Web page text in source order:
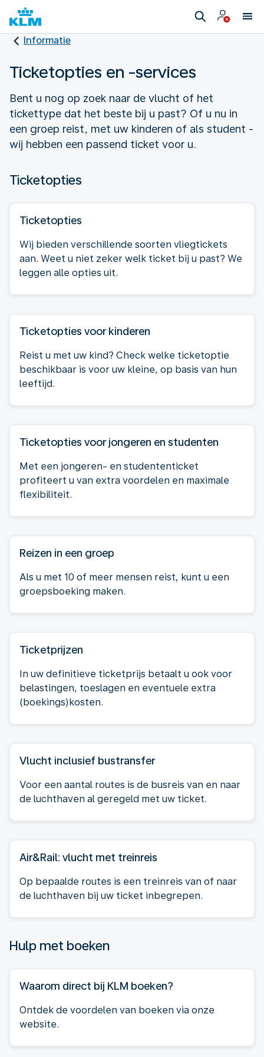
Informatie
Ticketopties en -services
Bent u nog op zoek naar de vlucht of het
tickettype dat het beste bij u past? Of u nu in
een groep reist, met uw kinderen of als student -
wij hebben een passend ticket voor u.
Ticketopties
Ticketopties
Wij bieden verschillende soorten vliegtickets
aan. Weet u niet zeker welk ticket bij u past? We
leggen alle opties uit.
Ticketopties voor kinderen
Reist u met uw kind? Check welke ticketoptie
beschikbaar is voor uw kleine, op basis van hun
leeftijd.
Ticketopties voor jongeren en studenten
Met een jongeren- en studententicket
profiteert u van extra voordelen en maximale
flexibiliteit.
Reizen in een groep
Als u met 10 of meer mensen reist, kunt u een
groepsboeking maken.
Ticketprijzen
In uw definitieve ticketprijs betaalt u ook voor
belastingen, toeslagen en eventuele extra
(boekings)kosten.
Vlucht inclusief bustransfer
Voor een aantal routes is de busreis van en naar
de luchthaven al geregeld met uw ticket.
Air&Rail: vlucht met treinreis
Op bepaalde routes is een treinreis van of naar
de luchthaven bij uw ticket inbegrepen.
Hulp met boeken
Waarom direct bij KLM boeken?
Ontdek de voordelen van boeken via onze
website.